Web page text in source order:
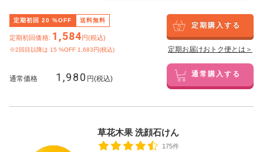
定期初回 20 %OFF 送料無料
定期初回価格: 1,584円(税込)
※2回目以降は 15 %OFF 1,683円(税込)
定期購入する
定期お届けおトク便とは＞
通常価格 1,980 円(税込) 通常購入する
草花木果 洗顔石けん
175件